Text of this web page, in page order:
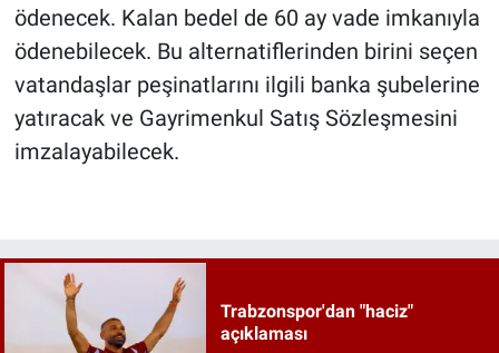
ödenecek. Kalan bedel de 60 ay vade imkanıyla
ödenebilecek. Bu alternatiflerinden birini seçen
vatandaşlar peşinatlarını ilgili banka şubelerine
yatıracak ve Gayrimenkul Satış Sözleşmesini
imzalayabilecek.
Trabzonspor'dan "haciz"
açıklaması